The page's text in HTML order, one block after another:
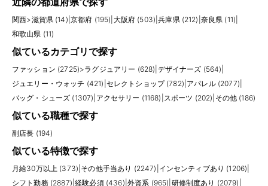
関西>滋賀県 (14) 京都府 (195) 大阪府 (503) |兵庫県 (212) 奈良県 (11)
和歌山県 (11)
似ているカテゴリで探す
ファッション (2725)>ラグジュアリー (628) デザイナーズ (564)
ジュエリー・ウォッチ (421) セレクトショップ (782) アパレル (2077)
バッグ・シューズ (1307) アクセサリー (1168) スポーツ (202) その他 (186)
似ている職種で探す
副店長 (194)
似ている特徴で探す
月給30万以上 (373) その他手当あり (2247) インセンティブあり (1206)
シフト勤務 (2887) |経験必須 (436) 外資系 (965) 研修制度あり (2079)